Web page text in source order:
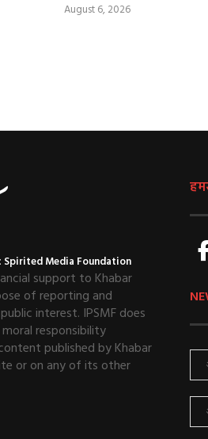
August 6, 2026
Spirited Media Foundation
support to Khabar
of reporting and
interest. IPSMF does
responsibility
published by Khabar
or on any of its other